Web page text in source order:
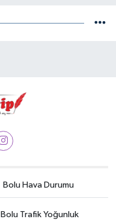
Bolu Hava Durumu
Bolu Trafik Yoğunluk